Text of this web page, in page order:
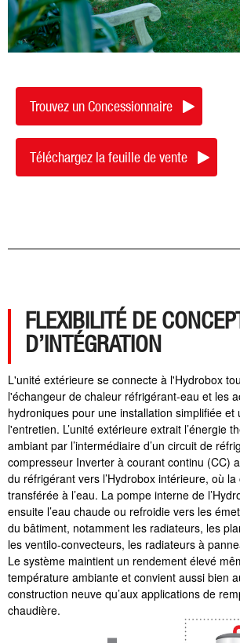
Trouvez un Concessionnaire
Téléchargez la feuille de vente
FLEXIBILITÉ DE
D’INTÉGRATION
L'unité extérieure se connecte à l'Hydrobox
l'échangeur de chaleur réfrigérant-eau et les
hydroniques pour une installation simplifiée et
l'entretien. L’unité extérieure extrait l’énergie
ambiant par l’intermédiaire d’un circuit de
compresseur Inverter à courant continu (CC)
du réfrigérant vers l’Hydrobox intérieure, où
transférée à l’eau. La pompe interne de
ensuite l’eau chaude ou refroidie vers les
du bâtiment, notamment les radiateurs, les
les ventilo-convecteurs, les radiateurs à
Le système maintient un rendement élevé
température ambiante et convient aussi bien
construction neuve qu’aux applications de
chaudière.